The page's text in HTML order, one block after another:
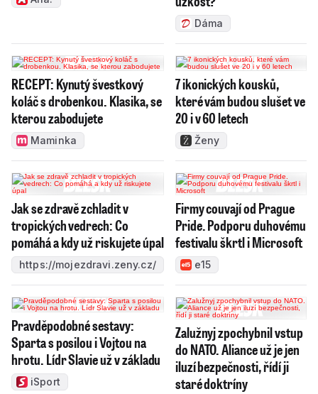
Dáma
RECEPT: Kynutý švestkový
koláč s drobenkou. Klasika, se
kterou zabodujete
Maminka
7 ikonických kousků,
které vám budou slušet ve
20 i v 60 letech
Ženy
Jak se zdravě zchladit v
tropických vedrech: Co
pomáhá a kdy už riskujete úpal
https://mojezdravi.zeny.cz/
Firmy couvají od Prague
Pride. Podporu duhovému
festivalu škrtl i Microsoft
e15
Pravděpodobné sestavy:
Sparta s posilou i Vojtou na
hrotu. Lídr Slavie už v základu
iSport
Zalužnyj zpochybnil vstup
do NATO. Aliance už je jen
iluzí bezpečnosti, řídí ji
staré doktríny